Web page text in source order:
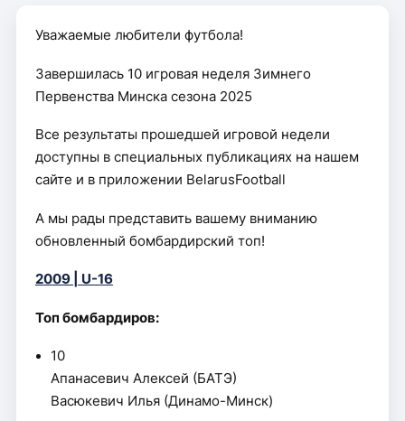
Уважаемые любители футбола!
Завершилась 10 игровая неделя Зимнего
Первенства Минска сезона 2025
Все результаты прошедшей игровой недели
доступны в специальных публикациях на нашем
сайте и в приложении BelarusFootball
А мы рады представить вашему вниманию
обновленный бомбардирский топ!
2009 | U-16
Топ бомбардиров:
10
Апанасевич Алексей (БАТЭ)
Васюкевич Илья (Динамо-Минск)